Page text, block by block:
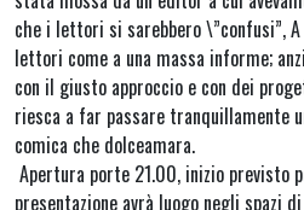
che i lettori si sarebbero \”confusi”, A
lettori come a una massa informe;
con il giusto approccio e con dei
riesca a far passare tranquillamente
comica che dolceamara.
Apertura porte 21.00, inizio previsto
presentazione avrà luogo negli spazi